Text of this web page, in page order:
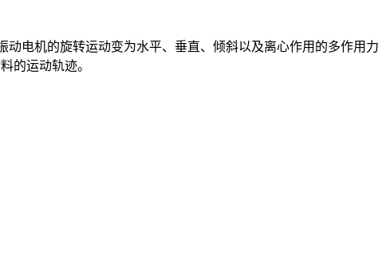
电机的旋转运动变为水平、垂直、倾斜以及离心作用的多作用力
的运动轨迹。